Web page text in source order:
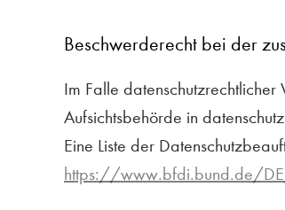
Beschwerderecht bei der
Im Falle
Aufsichtsbehörde in
Eine Liste der
https://www.bfdi.bund.de/DE/